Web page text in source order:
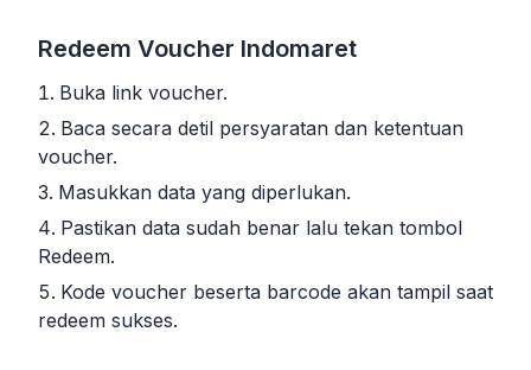
Redeem Voucher Indomaret
Buka link voucher.
Baca secara detil persyaratan dan ketentuan
voucher.
Masukkan data yang diperlukan.
Pastikan data sudah benar lalu tekan tombol
Redeem.
Kode voucher beserta barcode akan tampil saat
redeem sukses.